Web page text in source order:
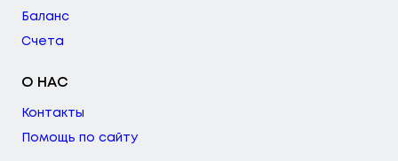
Баланс
Счета
О НАС
Контакты
Помощь по сайту